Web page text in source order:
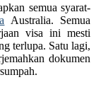
semua syarat-
Australia. Semua
visa ini mesti
terlupa. Satu lagi,
dokumen